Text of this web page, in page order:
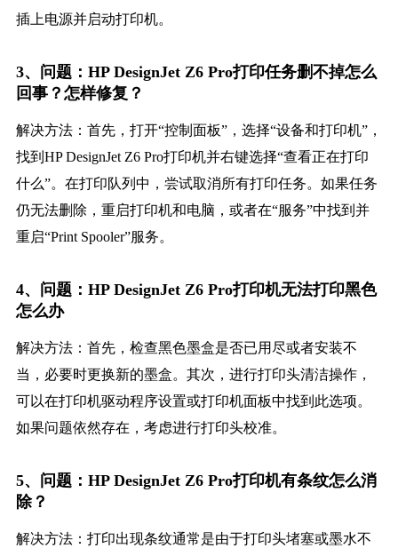
插上电源并启动打印机。
3、问题：HP DesignJet Z6 Pro打印任务删不掉怎么
回事？怎样修复？
解决方法：首先，打开“控制面板”，选择“设备和打印机”，
找到HP DesignJet Z6 Pro打印机并右键选择“查看正在打印
什么”。在打印队列中，尝试取消所有打印任务。如果任务
仍无法删除，重启打印机和电脑，或者在“服务”中找到并
重启“Print Spooler”服务。
4、问题：HP DesignJet Z6 Pro打印机无法打印黑色
怎么办
解决方法：首先，检查黑色墨盒是否已用尽或者安装不
当，必要时更换新的墨盒。其次，进行打印头清洁操作，
可以在打印机驱动程序设置或打印机面板中找到此选项。
如果问题依然存在，考虑进行打印头校准。
5、问题：HP DesignJet Z6 Pro打印机有条纹怎么消
除？
解决方法：打印出现条纹通常是由于打印头堵塞或墨水不